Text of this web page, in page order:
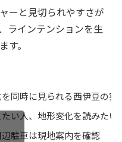
ーと見切られやすさが
ラインテンションを生
。
同時に見られる西伊豆の実
い人、地形変化を読みたい
駐車は現地案内を確認